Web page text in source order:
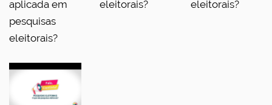
aplicada em
pesquisas
eleitorais?
eleitorais?
eleitorais?